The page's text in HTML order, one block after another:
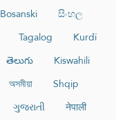
Bosanski
සිංහල
Tagalog
Kurdî
తెలుగు
Kiswahili
অসমীয়া
Shqip
ગુજરાતી
नेपाली